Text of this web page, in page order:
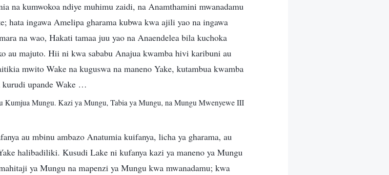
na kumwokoa ndiye muhimu zaidi, na Anamthamini mwanadamu
hata ingawa Amelipa gharama kubwa kwa ajili yao na ingawa
na wao, Hakati tamaa juu yao na Anaendelea bila kuchoka
au majuto. Hii ni kwa sababu Anajua kwamba hivi karibuni au
mwito Wake na kuguswa na maneno Yake, kutambua kwamba
kurudi upande Wake …
Kumjua Mungu. Kazi ya Mungu, Tabia ya Mungu, na Mungu Mwenyewe III
au mbinu ambazo Anatumia kuifanya, licha ya gharama, au
halibadiliki. Kusudi Lake ni kufanya kazi ya maneno ya Mungu
ya Mungu na mapenzi ya Mungu kwa mwanadamu; kwa